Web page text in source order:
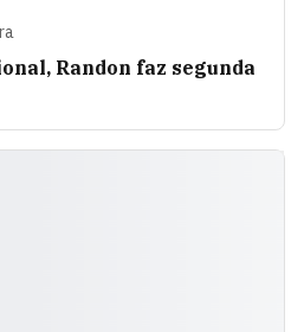
Randon faz segunda